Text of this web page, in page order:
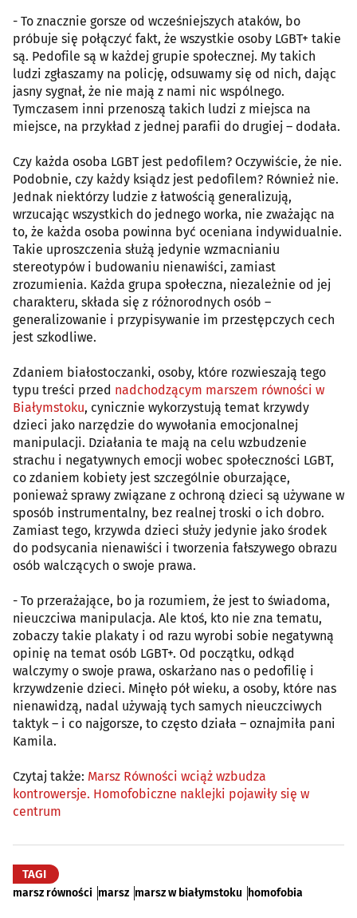
- To znacznie gorsze od wcześniejszych ataków, bo
próbuje się połączyć fakt, że wszystkie osoby LGBT+ takie
są. Pedofile są w każdej grupie społecznej. My takich
ludzi zgłaszamy na policję, odsuwamy się od nich, dając
jasny sygnał, że nie mają z nami nic wspólnego.
Tymczasem inni przenoszą takich ludzi z miejsca na
miejsce, na przykład z jednej parafii do drugiej – dodała.
Czy każda osoba LGBT jest pedofilem? Oczywiście, że nie.
Podobnie, czy każdy ksiądz jest pedofilem? Również nie.
Jednak niektórzy ludzie z łatwością generalizują,
wrzucając wszystkich do jednego worka, nie zważając na
to, że każda osoba powinna być oceniana indywidualnie.
Takie uproszczenia służą jedynie wzmacnianiu
stereotypów i budowaniu nienawiści, zamiast
zrozumienia. Każda grupa społeczna, niezależnie od jej
charakteru, składa się z różnorodnych osób –
generalizowanie i przypisywanie im przestępczych cech
jest szkodliwe.
Zdaniem białostoczanki, osoby, które rozwieszają tego
typu treści przed nadchodzącym marszem równości w
Białymstoku, cynicznie wykorzystują temat krzywdy
dzieci jako narzędzie do wywołania emocjonalnej
manipulacji. Działania te mają na celu wzbudzenie
strachu i negatywnych emocji wobec społeczności LGBT,
co zdaniem kobiety jest szczególnie oburzające,
ponieważ sprawy związane z ochroną dzieci są używane w
sposób instrumentalny, bez realnej troski o ich dobro.
Zamiast tego, krzywda dzieci służy jedynie jako środek
do podsycania nienawiści i tworzenia fałszywego obrazu
osób walczących o swoje prawa.
- To przerażające, bo ja rozumiem, że jest to świadoma,
nieuczciwa manipulacja. Ale ktoś, kto nie zna tematu,
zobaczy takie plakaty i od razu wyrobi sobie negatywną
opinię na temat osób LGBT+. Od początku, odkąd
walczymy o swoje prawa, oskarżano nas o pedofilię i
krzywdzenie dzieci. Minęło pół wieku, a osoby, które nas
nienawidzą, nadal używają tych samych nieuczciwych
taktyk – i co najgorsze, to często działa – oznajmiła pani
Kamila.
Czytaj także: Marsz Równości wciąż wzbudza
kontrowersje. Homofobiczne naklejki pojawiły się w
centrum
TAGI
marsz równości marsz marsz w białymstoku homofobia